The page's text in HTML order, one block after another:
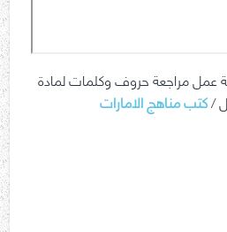
تحتوي على 25 ورقة عمل مراجعة حروف وكلمات لمادة
/كتب مناهج الامارات